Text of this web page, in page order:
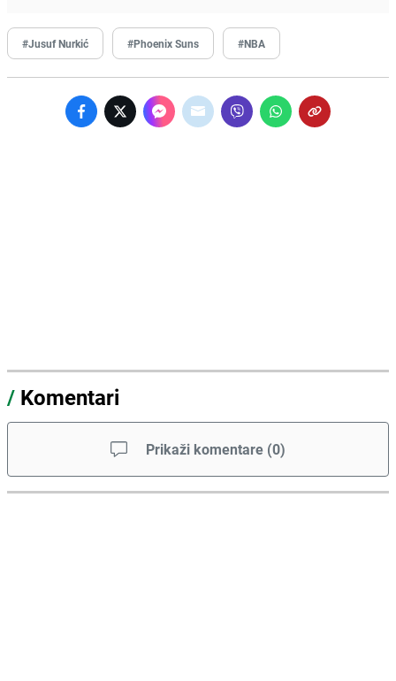
#Jusuf Nurkić #Phoenix Suns #NBA
/ Komentari
Prikaži komentare (0)